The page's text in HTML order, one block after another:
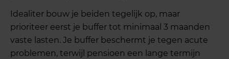
Idealiter bouw je beiden tegelijk op, maar
prioriteer eerst je buffer tot minimaal 3 maanden
vaste lasten. Je buffer beschermt je tegen acute
problemen, terwijl pensioen een lange termijn